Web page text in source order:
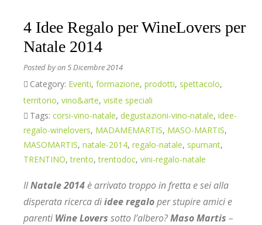
4 Idee Regalo per WineLovers per
Natale 2014
Posted byon 5 Dicembre 2014
Category: Eventi, formazione, prodotti, spettacolo,
territorio, vino&arte, visite speciali
Tags: corsi-vino-natale, degustazioni-vino-natale, idee-
regalo-winelovers, MADAMEMARTIS, MASO-MARTIS,
MASOMARTIS, natale-2014, regalo-natale, spumant,
TRENTINO,trento,trentodoc, vini-regalo-natale
IlNatale 2014è arrivato troppo in fretta e sei alla
disperata ricerca diidee regaloper stupire amici e
parenti Wine Lovers sotto l’albero?Maso Martis –